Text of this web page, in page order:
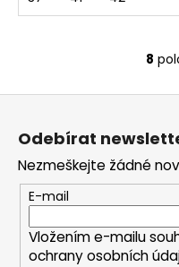
8
Z
Odebírat
Nezmeškejte žádné
E-mail
Vložením e-mailu
ochrany osobních